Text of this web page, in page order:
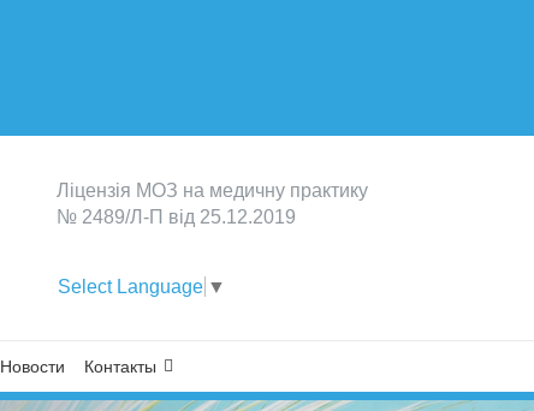
Лiцензiя МОЗ на медичну практику
№ 2489/Л-П вiд 25.12.2019
Select Language ▼
Новости Контакты